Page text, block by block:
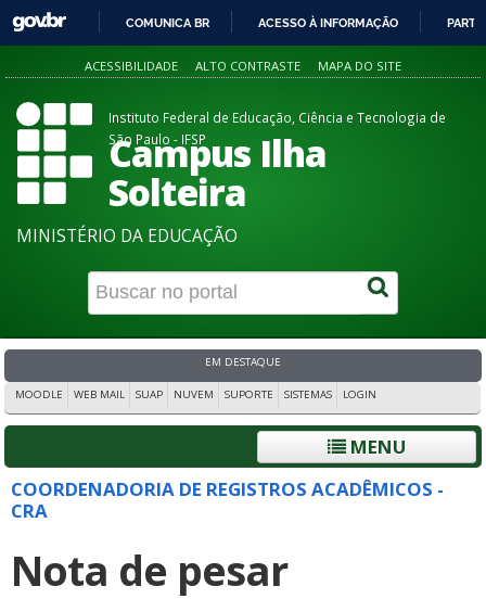
PARA
CONTEÚDO
COMUNICA BR ACESSO À INFORMAÇÃO
ACESSIBILIDADE ALTO CONTRASTE MAPA DO SITE
Instituto Federal de Educação, Ciência e Tecnologia de
São Paulo - IFSP
Campus Ilha
Solteira
MINISTÉRIO DA EDUCAÇÃO
EM DESTAQUE
MOODLE WEB MAIL SUAP NUVEM SUPORTE SISTEMAS LOGIN
MENU
COORDENADORIA DE REGISTROS ACADÊMICOS -
CRA
Nota de pesar